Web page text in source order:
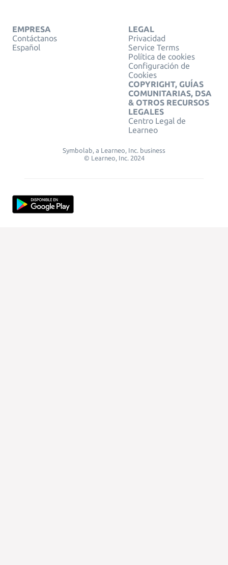
EMPRESA
Contáctanos
Español
LEGAL
Privacidad
Service Terms
Política de cookies
Configuración de
Cookies
COPYRIGHT, GUÍAS
COMUNITARIAS, DSA
& OTROS RECURSOS
LEGALES
Centro Legal de
Learneo
Symbolab, a Learneo, Inc. business
© Learneo, Inc. 2024